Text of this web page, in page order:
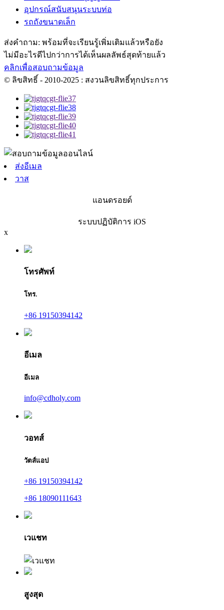
อุปกรณ์สนับสนุนระบบท่อ
รถถังขนาดเล็ก
ส่งคำถาม: พร้อมที่จะเรียนรู้เพิ่มเติมแล้วหรือยัง
ไม่มีอะไรดีไปกว่าการได้เห็นผลลัพธ์สุดท้ายแล้ว
คลิกเพื่อสอบถามข้อมูล
© ลิขสิทธิ์ - 2010-2025 : สงวนลิขสิทธิ์ทุกประการ
ส่งอีเมล
วาส
แอนดรอยด์
ระบบปฏิบัติการ iOS
x
โทรศัพท์
โทร.
+86 19150394142
อีเมล
อีเมล
info@cdholy.com
วอทส์
วัตส์แอป
+86 19150394142
+86 18090111643
เวแชท
สูงสุด